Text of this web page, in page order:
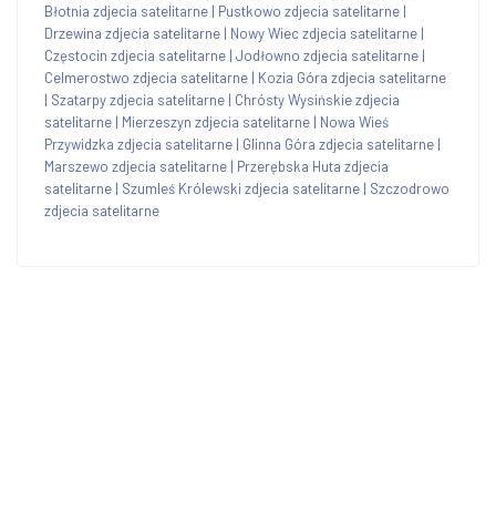
Błotnia zdjecia satelitarne | Pustkowo zdjecia satelitarne |
Drzewina zdjecia satelitarne | Nowy Wiec zdjecia satelitarne |
Częstocin zdjecia satelitarne | Jodłowno zdjecia satelitarne |
Celmerostwo zdjecia satelitarne | Kozia Góra zdjecia satelitarne
| Szatarpy zdjecia satelitarne | Chrósty Wysińskie zdjecia
satelitarne | Mierzeszyn zdjecia satelitarne | Nowa Wieś
Przywidzka zdjecia satelitarne | Glinna Góra zdjecia satelitarne |
Marszewo zdjecia satelitarne | Przerębska Huta zdjecia
satelitarne | Szumleś Królewski zdjecia satelitarne | Szczodrowo
zdjecia satelitarne